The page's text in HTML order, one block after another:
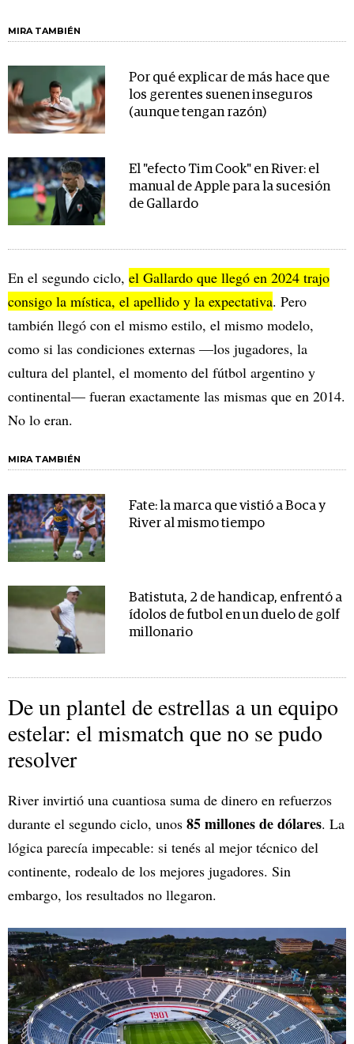
MIRA TAMBIÉN
Por qué explicar de más hace que
los gerentes suenen inseguros
(aunque tengan razón)
El "efecto Tim Cook" en River: el
manual de Apple para la sucesión
de Gallardo
En el segundo ciclo, el Gallardo que llegó en 2024 trajo
consigo la mística, el apellido y la expectativa. Pero
también llegó con el mismo estilo, el mismo modelo,
como si las condiciones externas —los jugadores, la
cultura del plantel, el momento del fútbol argentino y
continental— fueran exactamente las mismas que en 2014.
No lo eran.
MIRA TAMBIÉN
Fate: la marca que vistió a Boca y
River al mismo tiempo
Batistuta, 2 de handicap, enfrentó a
ídolos de futbol en un duelo de golf
millonario
De un plantel de estrellas a un equipo
estelar: el mismatch que no se pudo
resolver
River invirtió una cuantiosa suma de dinero en refuerzos
durante el segundo ciclo, unos 85 millones de dólares. La
lógica parecía impecable: si tenés al mejor técnico del
continente, rodealo de los mejores jugadores. Sin
embargo, los resultados no llegaron.